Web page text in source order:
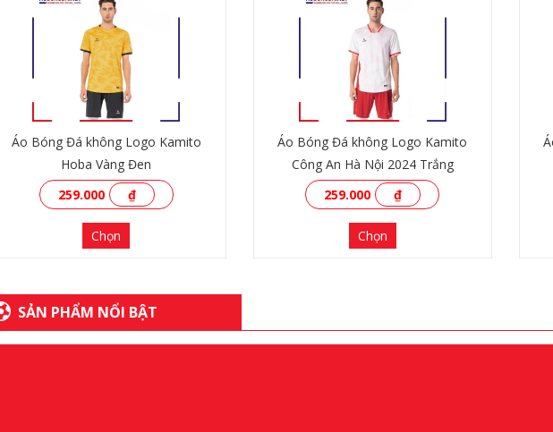
Áo Bóng Đá không Logo Kamito
Hoba Vàng Đen
259.000
₫
Chọn
Áo Bóng Đá không Logo Kamito
Công An Hà Nội 2024 Trắng
259.000
₫
Chọn
SẢN PHẨM NỔI BẬT